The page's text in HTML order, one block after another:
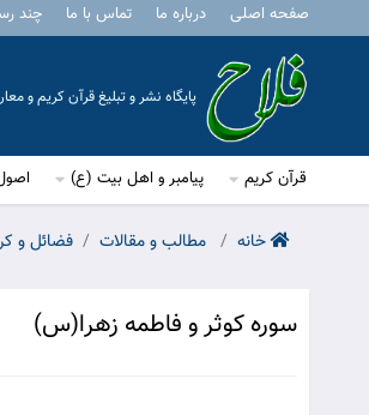
صفحه اصلی درباره ما تماس با ما چند
پایگاه نشر و تبلیغ قرآن کریم و
قرآن کریم پیامبر و اهل بیت (ع)
خانه مطالب و مقالات فضائل و
سوره کوثر و فاطمه زهرا(س)